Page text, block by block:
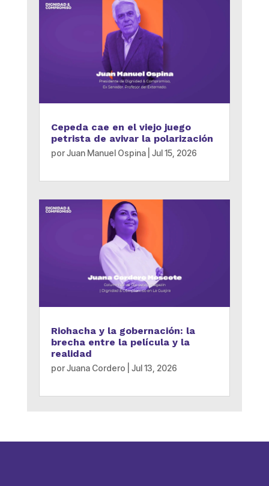
Cepeda cae en el viejo juego
petrista de avivar la polarización
porJuan Manuel Ospina| Jul 15, 2026
Riohacha y la gobernación: la
brecha entre la película y la
realidad
porJuana Cordero Jul 13, 2026